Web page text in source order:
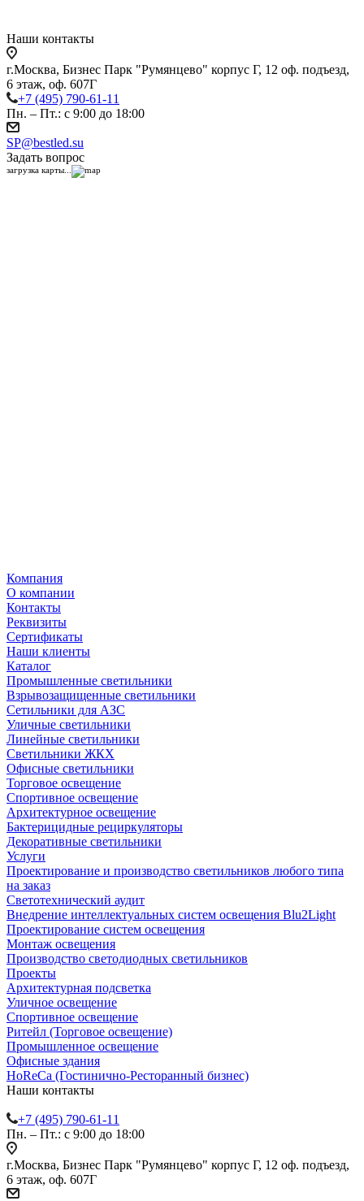
Наши контакты
г.Москва, Бизнес Парк "Румянцево" корпус Г, 12 оф. подъезд,
6 этаж, оф. 607Г
+7 (495) 790-61-11
Пн. – Пт.: с 9:00 до 18:00
SP@bestled.su
Задать вопрос
загрузка карты...
Компания
О компании
Контакты
Реквизиты
Сертификаты
Наши клиенты
Каталог
Промышленные светильники
Взрывозащищенные светильники
Сетильники для АЗС
Уличные светильники
Линейные светильники
Светильники ЖКХ
Офисные светильники
Торговое освещение
Спортивное освещение
Архитектурное освещение
Бактерицидные рециркуляторы
Декоративные светильники
Услуги
Проектирование и производство светильников любого типа
на заказ
Светотехнический аудит
Внедрение интеллектуальных систем освещения Blu2Light
Проектирование систем освещения
Монтаж освещения
Производство светодиодных светильников
Проекты
Архитектурная подсветка
Уличное освещение
Спортивное освещение
Ритейл (Торговое освещение)
Промышленное освещение
Офисные здания
HoReCa (Гостинично-Ресторанный бизнес)
Наши контакты
+7 (495) 790-61-11
Пн. – Пт.: с 9:00 до 18:00
г.Москва, Бизнес Парк "Румянцево" корпус Г, 12 оф. подъезд,
6 этаж, оф. 607Г